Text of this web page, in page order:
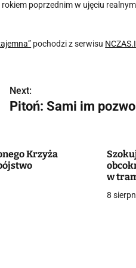
poprzednim w ujęciu
pochodzi z serwisu
Next:
Pitoń: Sami im
Krzyża
w
8